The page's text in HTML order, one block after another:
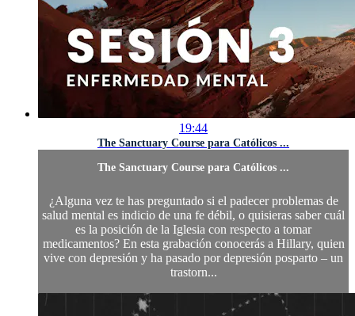
19:44
The Sanctuary Course para Católicos ...
The Sanctuary Course para Católicos ...
¿Alguna vez te has preguntado si el padecer problemas de
salud mental es indicio de una fe débil, o quisieras saber cuál
es la posición de la Iglesia con respecto a tomar
medicamentos? En esta grabación conocerás a Hillary, quien
vive con depresión y ha pasado por depresión posparto – un
trastorn...